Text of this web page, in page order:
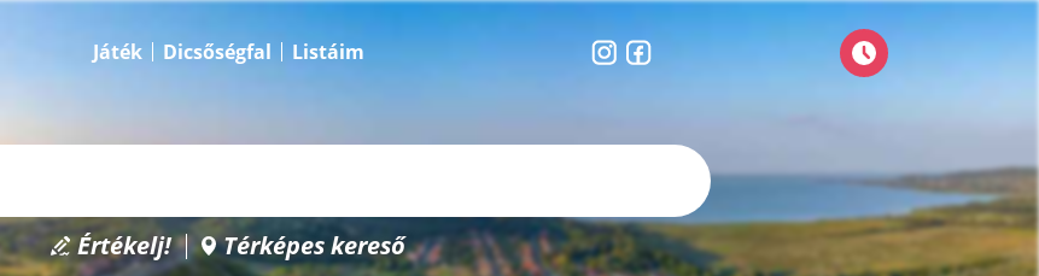
Játék Dicsőségfal Listáim
Értékelj! Térképes kereső